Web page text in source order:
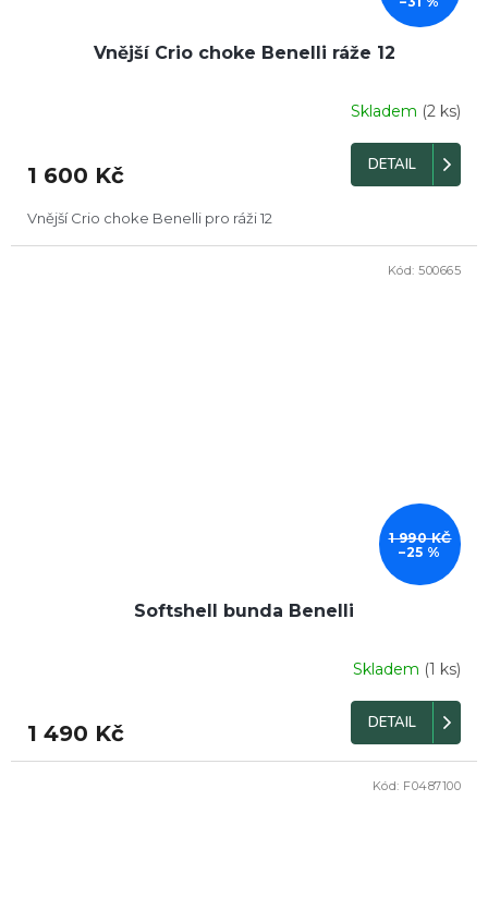
Vnější Crio choke Benelli ráže 12
Skladem (2 ks)
1 600 Kč DETAIL
Vnější Crio choke Benelli pro ráži 12
1 990 KČ
–25 %
Softshell bunda Benelli
Skladem (1 ks)
1 490 Kč DETAIL
Kód: 500665
Kód: F0487100